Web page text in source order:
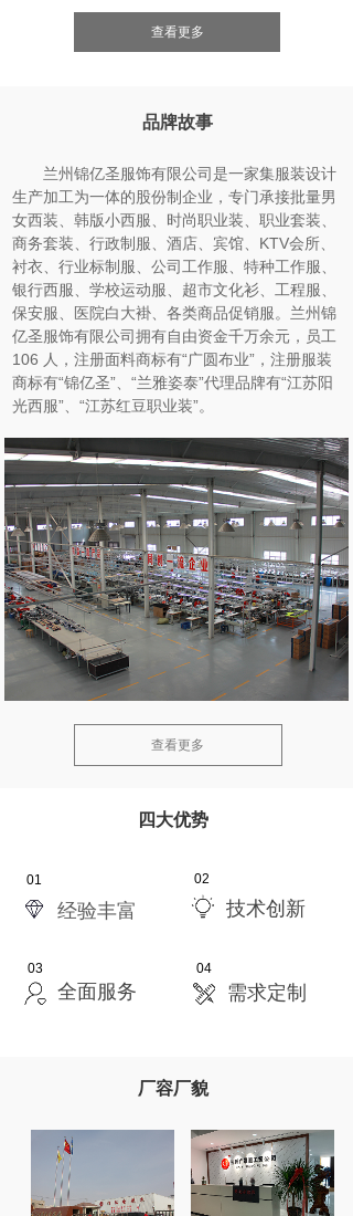
查看更多
兰州锦亿圣服饰有限公司是一家集服装设计
生产加工为一体的股份制企业，专门承接批量男
女西装、韩版小西服、时尚职业装、职业套装、
商务套装、行政制服、酒店、宾馆、KTV会所、
衬衣、行业标制服、公司工作服、特种工作服、
银行西服、学校运动服、超市文化衫、工程服、
保安服、医院白大褂、各类商品促销服。兰州锦
亿圣服饰有限公司拥有自由资金千万余元，员工
106 人，注册面料商标有“广圆布业”，注册服装
商标有“锦亿圣”、“兰雅姿泰”代理品牌有“江苏阳
光西服”、“江苏红豆职业装”。
查看更多
品牌故事
四大优势
01
经验丰富 技术创新
02
03
全面服务 需求定制
04
厂容厂貌